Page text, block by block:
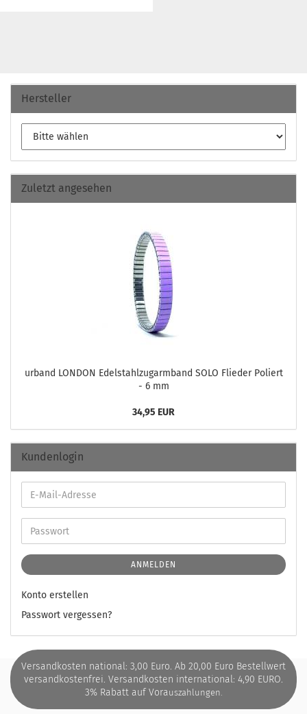
Hersteller
Zuletzt angesehen
ur­band LON­DON Edel­stahl­zug­arm­band SOLO Flie­der Po­liert
- 6 mm
34,95 EUR
Kundenlogin
ANMELDEN
Konto erstellen
Passwort vergessen?
Versandkosten national: 3,00 Euro. Ab 20,00 Euro Bestellwert
versandkostenfrei. Versandkosten international: 4,90 EURO.
3% Rabatt auf Vorauszahlungen.